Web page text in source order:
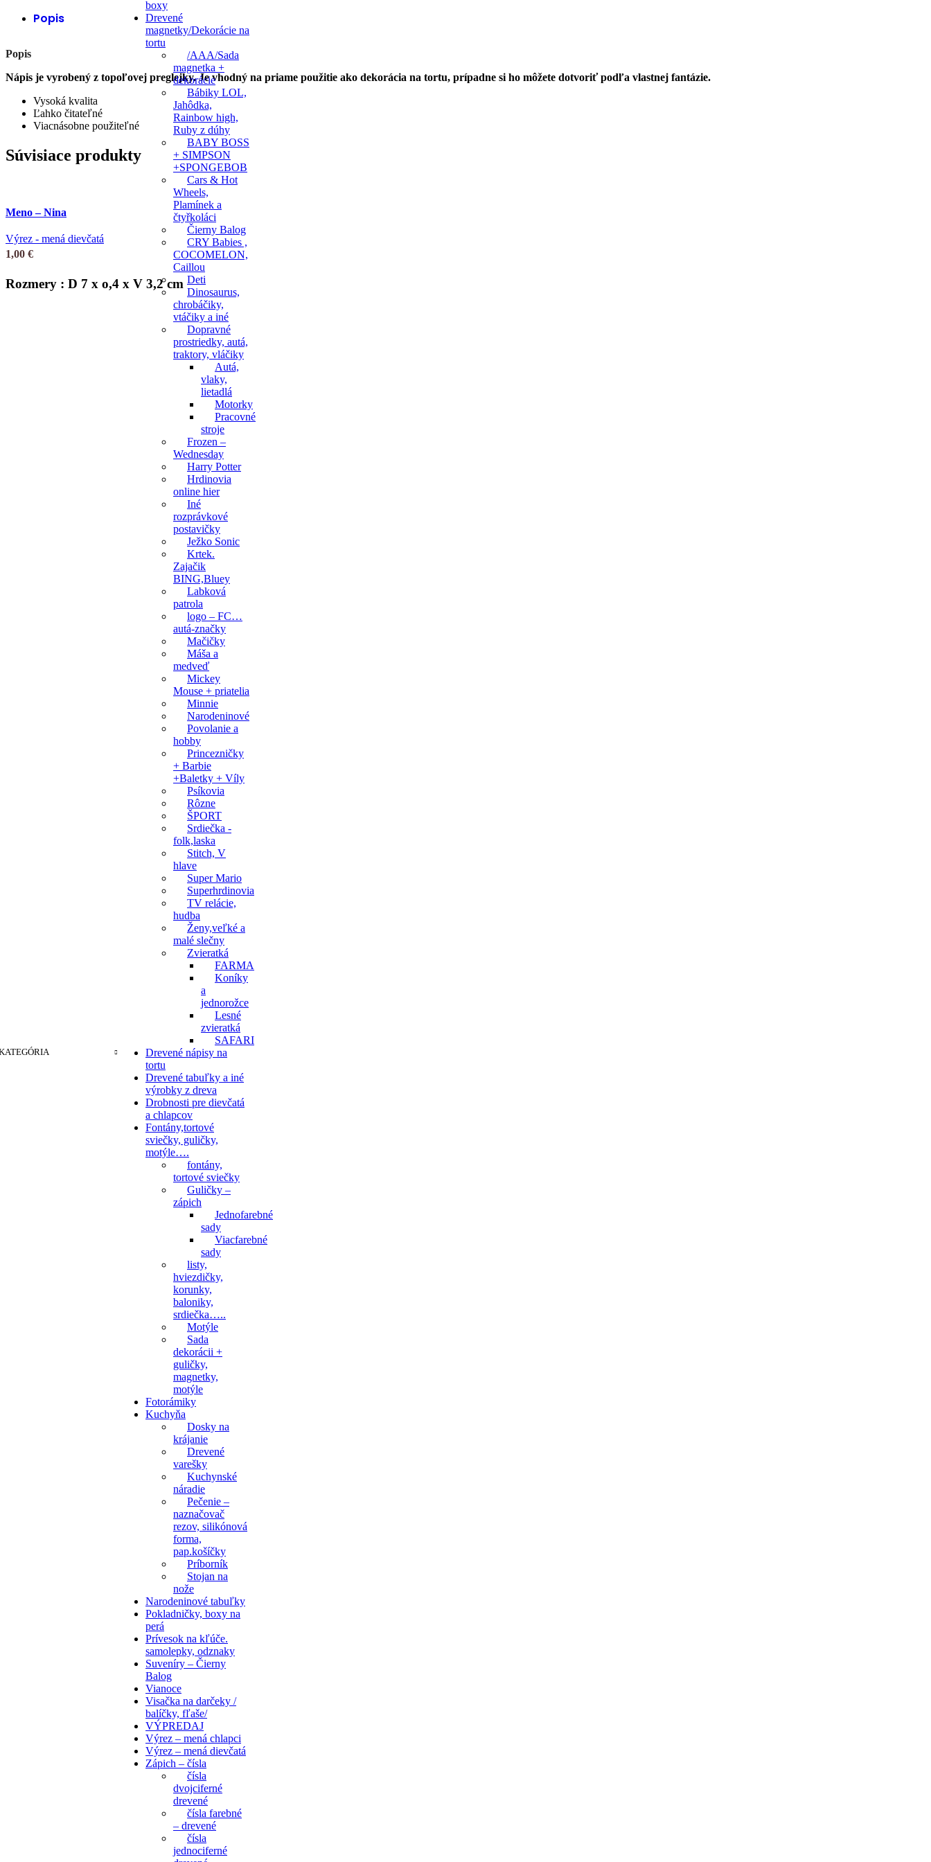
boxy
Drevené
magnetky/Dekorácie na
tortu
/AAA/Sada
magnetka +
dekorácie
Bábiky LOL,
Jahôdka,
Rainbow high,
Ruby z dúhy
BABY BOSS
+ SIMPSON
+SPONGEBOB
Cars & Hot
Wheels,
Plamínek a
čtyřkoláci
Čierny Balog
CRY Babies ,
COCOMELON,
Caillou
Deti
Dinosaurus,
chrobáčiky,
vtáčiky a iné
Dopravné
prostriedky, autá,
traktory, vláčiky
Autá,
vlaky,
lietadlá
Motorky
Pracovné
stroje
Frozen –
Wednesday
Harry Potter
Hrdinovia
online hier
Iné
rozprávkové
postavičky
Ježko Sonic
Krtek.
Zajačik
BING,Bluey
Labková
patrola
logo – FC…
autá-značky
Mačičky
Máša a
medveď
Mickey
Mouse + priatelia
Minnie
Narodeninové
Povolanie a
hobby
Princezničky
+ Barbie
+Baletky + Víly
Psíkovia
Rôzne
ŠPORT
Srdiečka -
folk,laska
Stitch, V
hlave
Super Mario
Superhrdinovia
TV relácie,
hudba
Ženy,veľké a
malé slečny
Zvieratká
FARMA
Koníky
a
jednorožce
Lesné
zvieratká
SAFARI
Drevené nápisy na
tortu
Drevené tabuľky a iné
výrobky z dreva
Drobnosti pre dievčatá
a chlapcov
Fontány,tortové
sviečky, guličky,
motýle….
fontány,
tortové sviečky
Guličky –
zápich
Jednofarebné
sady
Viacfarebné
sady
listy,
hviezdičky,
korunky,
baloniky,
srdiečka…..
Motýle
Sada
dekorácii +
guličky,
magnetky,
motýle
Fotorámiky
Kuchyňa
Dosky na
krájanie
Drevené
varešky
Kuchynské
náradie
Pečenie –
naznačovač
rezov, silikónová
forma,
pap.košíčky
Príborník
Stojan na
nože
Narodeninové tabuľky
Pokladničky, boxy na
perá
Prívesok na kľúče.
samolepky, odznaky
Suveníry – Čierny
Balog
Vianoce
Visačka na darčeky /
balíčky, fľaše/
VÝPREDAJ
Výrez – mená chlapci
Výrez – mená dievčatá
Zápich – čísla
čísla
dvojciferné
drevené
čísla farebné
– drevené
čísla
jednociferné
Popis
Popis
Nápis je vyrobený z topoľovej preglejky. Je vhodný na priame použitie ako dekorácia na tortu, prípadne si ho môžete dotvoriť podľa vlastnej fantázie.
Vysoká kvalita
Ľahko čitateľné
Viacnásobne použiteľné
Súvisiace produkty
Meno – Nina
Výrez - mená dievčatá
1,00 €
Rozmery : D 7 x o,4 x V 3,2 cm